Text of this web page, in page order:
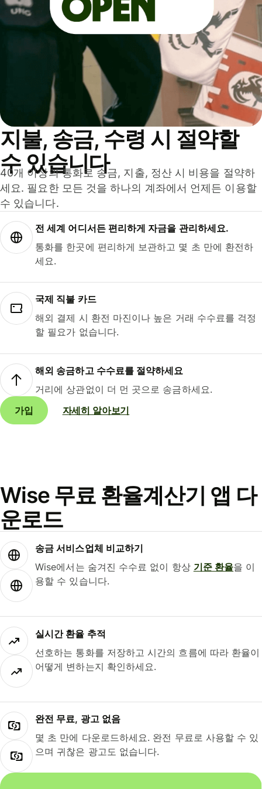
지불, 송금, 수령 시 절약할
수 있습니다
40개 이상의 통화로 송금, 지출, 정산 시 비용을 절약하
세요. 필요한 모든 것을 하나의 계좌에서 언제든 이용할
수 있습니다.
전 세계 어디서든 편리하게 자금을 관리하세요.
통화를 한곳에 편리하게 보관하고 몇 초 만에 환전하
세요.
국제 직불 카드
해외 결제 시 환전 마진이나 높은 거래 수수료를 걱정
할 필요가 없습니다.
해외 송금하고 수수료를 절약하세요
거리에 상관없이 더 먼 곳으로 송금하세요.
가입
자세히 알아보기
Wise 무료 환율계산기 앱 다
운로드
송금 서비스업체 비교하기
Wise에서는 숨겨진 수수료 없이 항상 기준 환율을 이
용할 수 있습니다.
실시간 환율 추적
선호하는 통화를 저장하고 시간의 흐름에 따라 환율이
어떻게 변하는지 확인하세요.
완전 무료, 광고 없음
몇 초 만에 다운로드하세요. 완전 무료로 사용할 수 있
으며 귀찮은 광고도 없습니다.